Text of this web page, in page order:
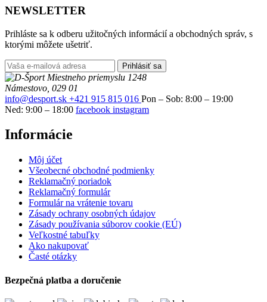
NEWSLETTER
Prihláste sa k odberu užitočných informácií a obchodných správ, s
ktorými môžete ušetriť.
Prihlásiť sa
Miestneho priemyslu 1248
Námestovo, 029 01
info@desport.sk +421 915 815 016 Pon – Sob: 8:00 – 19:00
Ned: 9:00 – 18:00 facebook instagram
Informácie
Môj účet
Všeobecné obchodné podmienky
Reklamačný poriadok
Reklamačný formulár
Formulár na vrátenie tovaru
Zásady ochrany osobných údajov
Zásady používania súborov cookie (EÚ)
Veľkostné tabuľky
Ako nakupovať
Časté otázky
Bezpečná platba a doručenie